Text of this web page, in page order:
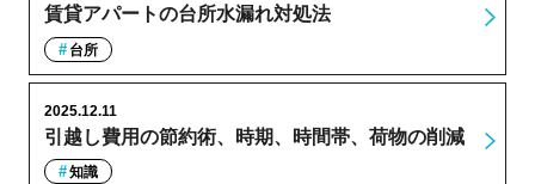
賃貸アパートの台所水漏れ対処法
台所
引越し費用の節約術、時期、時間帯、荷物の削減
2025.12.11
知識